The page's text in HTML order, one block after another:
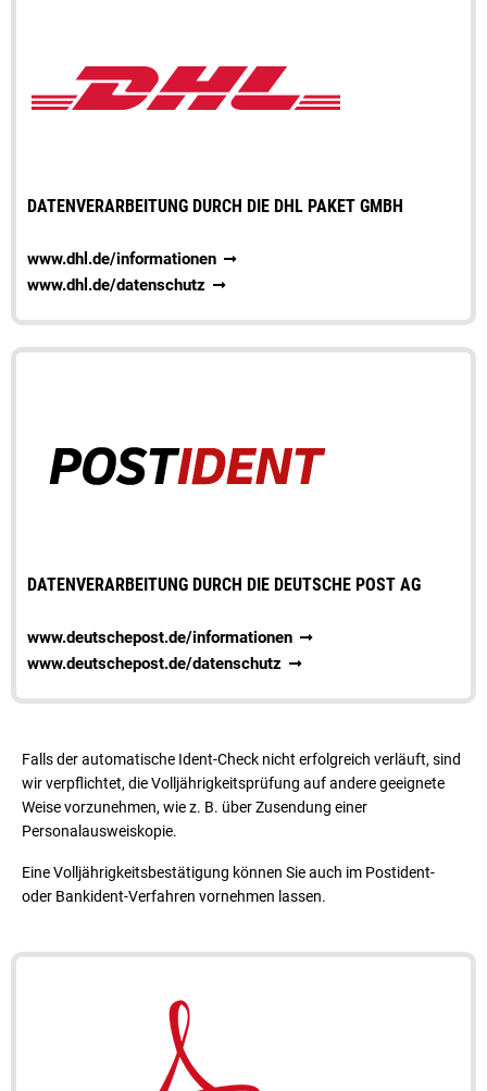
DATENVERARBEITUNG DURCH DIE DHL PAKET GMBH
www.dhl.de/informationen
www.dhl.de/datenschutz
DATENVERARBEITUNG DURCH DIE DEUTSCHE POST AG
www.deutschepost.de/informationen
www.deutschepost.de/datenschutz
Falls der automatische Ident-Check nicht erfolgreich verläuft, sind
wir verpflichtet, die Volljährigkeitsprüfung auf andere geeignete
Weise vorzunehmen, wie z. B. über Zusendung einer
Personalausweiskopie.
Eine Volljährigkeitsbestätigung können Sie auch im Postident-
oder Bankident-Verfahren vornehmen lassen.